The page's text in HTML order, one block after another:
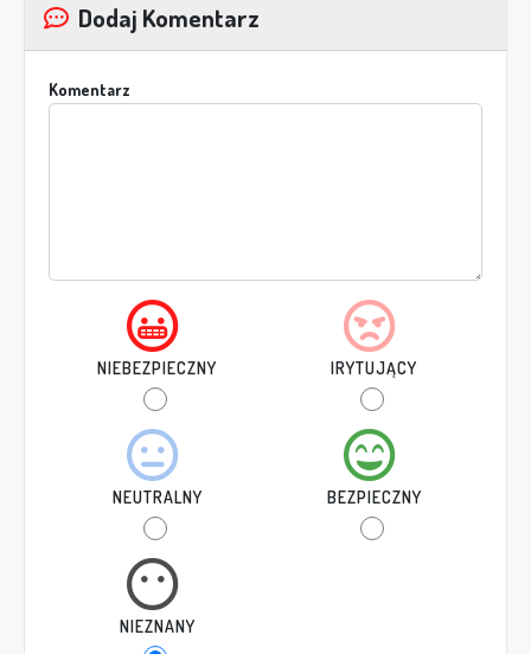
Dodaj Komentarz
Komentarz
NIEBEZPIECZNY IRYTUJĄCY
NEUTRALNY BEZPIECZNY
NIEZNANY